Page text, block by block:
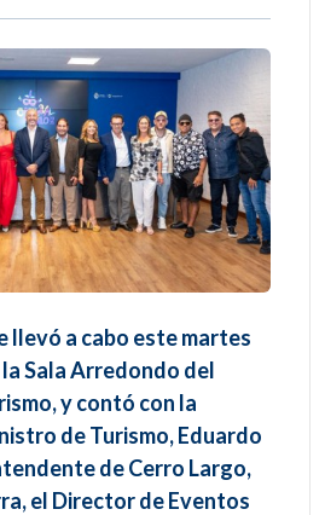
llevó a cabo este martes
Sala Arredondo del
y contó con la
de Turismo, Eduardo
de Cerro Largo,
el Director de Eventos